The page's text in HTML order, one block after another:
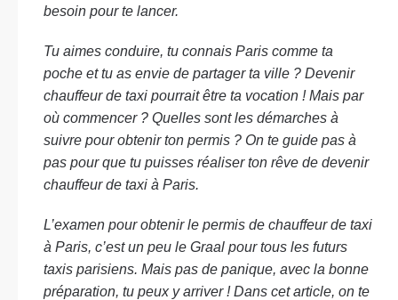
besoin pour te lancer.
Tu aimes conduire, tu connais Paris comme ta
poche et tu as envie de partager ta ville ? Devenir
chauffeur de taxi pourrait être ta vocation ! Mais par
où commencer ? Quelles sont les démarches à
suivre pour obtenir ton permis ? On te guide pas à
pas pour que tu puisses réaliser ton rêve de devenir
chauffeur de taxi à Paris.
L’examen pour obtenir le permis de chauffeur de taxi
à Paris, c’est un peu le Graal pour tous les futurs
taxis parisiens. Mais pas de panique, avec la bonne
préparation, tu peux y arriver ! Dans cet article, on te